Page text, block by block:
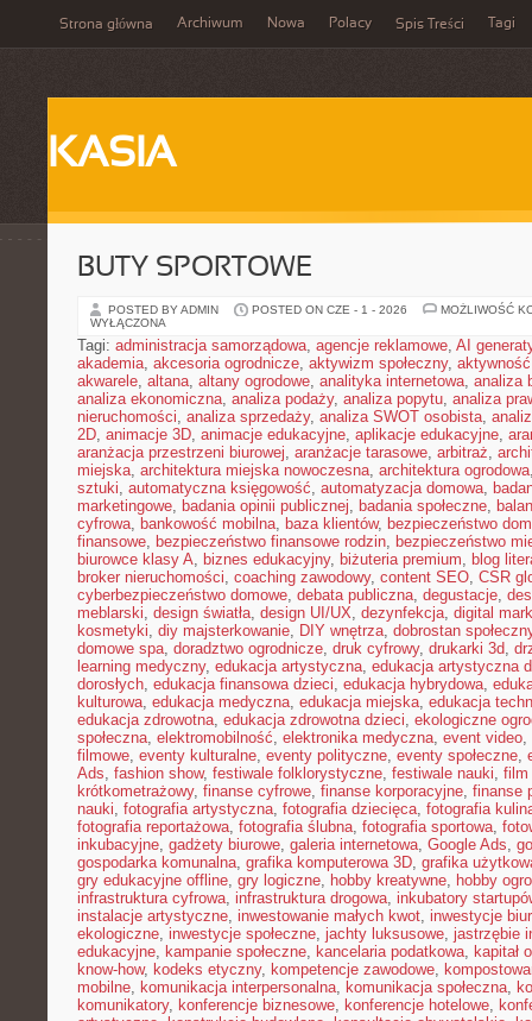
Strona główna Archiwum Nowa Polacy Spis Treści Tagi
KASIA
BUTY SPORTOWE
POSTED BY ADMIN POSTED ON CZE - 1 - 2026
MOŻLIWOŚĆ
WYŁĄCZONA
Tagi: administracja samorządowa, agencje reklamowe, AI
akademia, akcesoria ogrodnicze, aktywizm społeczny,
akwarele, altana, altany ogrodowe, analityka internetowa, analiza
analiza ekonomiczna, analiza podaży, analiza popytu, analiza
nieruchomości, analiza sprzedaży, analiza SWOT osobista,
2D, animacje 3D, animacje edukacyjne, aplikacje edukacyjne,
aranżacja przestrzeni biurowej, aranżacje tarasowe, arbitraż,
miejska, architektura miejska nowoczesna, architektura ogrodowa
sztuki, automatyczna księgowość, automatyzacja domowa,
marketingowe, badania opinii publicznej, badania społeczne,
cyfrowa, bankowość mobilna, baza klientów, bezpieczeństwo
finansowe, bezpieczeństwo finansowe rodzin, bezpieczeństwo
biurowce klasy A, biznes edukacyjny, biżuteria premium, blog
broker nieruchomości, coaching zawodowy, content SEO, CSR
cyberbezpieczeństwo domowe, debata publiczna, degustacje,
meblarski, design światła, design UI/UX, dezynfekcja, digital
kosmetyki, diy majsterkowanie, DIY wnętrza, dobrostan
domowe spa, doradztwo ogrodnicze, druk cyfrowy, drukarki 3d,
learning medyczny, edukacja artystyczna, edukacja artystyczna
dorosłych, edukacja finansowa dzieci, edukacja hybrydowa,
kulturowa, edukacja medyczna, edukacja miejska, edukacja
edukacja zdrowotna, edukacja zdrowotna dzieci, ekologiczne
społeczna, elektromobilność, elektronika medyczna, event video,
filmowe, eventy kulturalne, eventy polityczne, eventy społeczne,
Ads, fashion show, festiwale folklorystyczne, festiwale nauki, film
krótkometrażowy, finanse cyfrowe, finanse korporacyjne, finanse
nauki, fotografia artystyczna, fotografia dziecięca, fotografia
fotografia reportażowa, fotografia ślubna, fotografia sportowa,
inkubacyjne, gadżety biurowe, galeria internetowa, Google Ads,
gospodarka komunalna, grafika komputerowa 3D, grafika
gry edukacyjne offline, gry logiczne, hobby kreatywne, hobby
infrastruktura cyfrowa, infrastruktura drogowa, inkubatory
instalacje artystyczne, inwestowanie małych kwot, inwestycje
ekologiczne, inwestycje społeczne, jachty luksusowe, jastrzębie
edukacyjne, kampanie społeczne, kancelaria podatkowa, kapitał
know-how, kodeks etyczny, kompetencje zawodowe,
mobilne, komunikacja interpersonalna, komunikacja społeczna,
komunikatory, konferencje biznesowe, konferencje hotelowe,